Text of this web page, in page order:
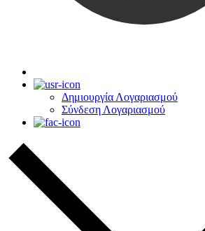
Δημιουργία Λογαριασμού
Σύνδεση Λογαριασμού